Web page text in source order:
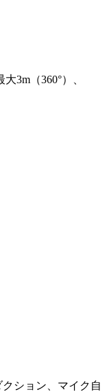
3m（360°）、
ション、マイク自